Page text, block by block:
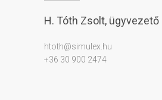
H. Tóth Zsolt, ügyvezető
htoth@simulex.hu
+36 30 900 2474